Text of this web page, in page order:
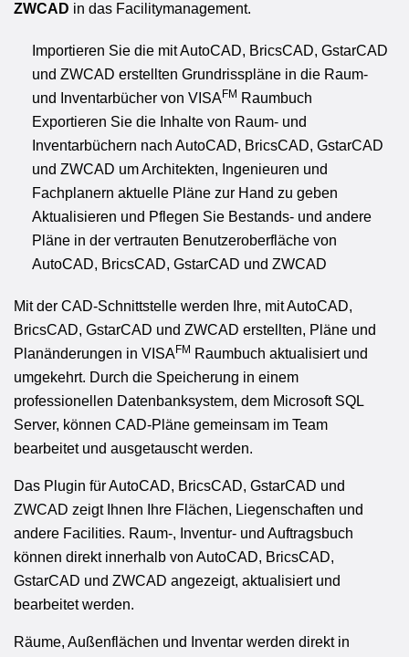
ZWCAD in das Facilitymanagement.
Importieren Sie die mit AutoCAD, BricsCAD, GstarCAD
und ZWCAD erstellten Grundrisspläne in die Raum-
und Inventarbücher von VISAFM Raumbuch
Exportieren Sie die Inhalte von Raum- und
Inventarbüchern nach AutoCAD, BricsCAD, GstarCAD
und ZWCAD um Architekten, Ingenieuren und
Fachplanern aktuelle Pläne zur Hand zu geben
Aktualisieren und Pflegen Sie Bestands- und andere
Pläne in der vertrauten Benutzeroberfläche von
AutoCAD, BricsCAD, GstarCAD und ZWCAD
Mit der CAD-Schnittstelle werden Ihre, mit AutoCAD,
BricsCAD, GstarCAD und ZWCAD erstellten, Pläne und
Planänderungen in VISAFM Raumbuch aktualisiert und
umgekehrt. Durch die Speicherung in einem
professionellen Datenbanksystem, dem Microsoft SQL
Server, können CAD-Pläne gemeinsam im Team
bearbeitet und ausgetauscht werden.
Das Plugin für AutoCAD, BricsCAD, GstarCAD und
ZWCAD zeigt Ihnen Ihre Flächen, Liegenschaften und
andere Facilities. Raum-, Inventur- und Auftragsbuch
können direkt innerhalb von AutoCAD, BricsCAD,
GstarCAD und ZWCAD angezeigt, aktualisiert und
bearbeitet werden.
Räume, Außenflächen und Inventar werden direkt in